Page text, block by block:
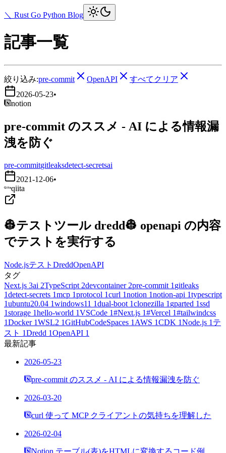
＼ Rust Go Python Blog
記事一覧
絞り込み:pre-commit OpenAPI
すべてクリア
2026-05-23•
notion
pre-commit のススメ - AI による情報漏
洩を防ぐ
pre-commitgitleaksdetect-secretsai
2021-12-06•
qiita
👷テストツール dredd👷 openapi の内容
でテストを実行する
Node.jsテスト DreddOpenAPI
タグ
Next.js 3ai 2TypeScript 2devcontainer 2pre-commit 1 gitleaks
1detect-secrets 1mcp 1protocol 1curl 1notion 1notion-api 1typescript
1ubuntu20.04 1windows11 1dual-boot 1clonezilla 1 gparted 1ssd
1storage 1hello-world 1VSCode 1#Next.js 1#Vercel 1#tailwindcss
1Docker 1WSL2 1GitHubCodeSpaces 1 AWS 1CDK 1Node.js 1 テ
スト 1Dredd 1OpenAPI 1
最新記事
2026-05-23
pre-commit のススメ - AI による情報漏洩を防ぐ
2026-03-20
curl 使って MCP クライアントの気持ちを理解した
2026-02-04
Notion テーブル(表)をHTMLに変換するコード例